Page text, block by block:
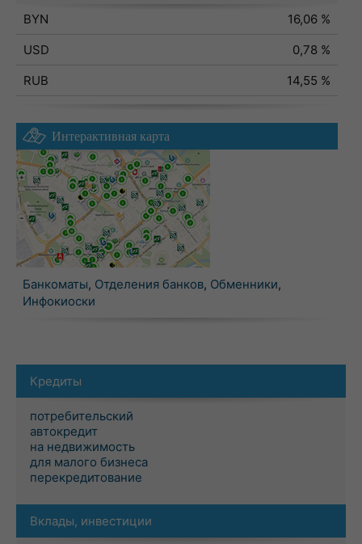
BYN
16,06 %
USD
0,78 %
RUB
14,55 %
Интерактивная карта
Банкоматы, Отделения банков, Обменники,
Инфокиоски
Кредиты
потребительский
автокредит
на недвижимость
для малого бизнеса
перекредитование
Вклады, инвестиции